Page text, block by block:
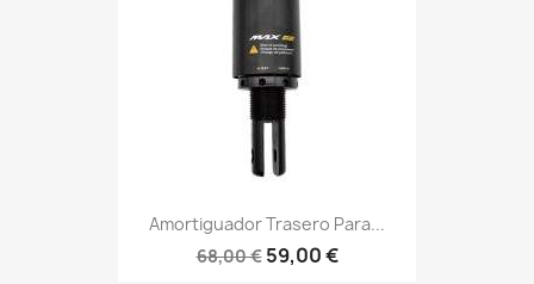
Amortiguador Trasero Para...
68,00 € 59,00 €